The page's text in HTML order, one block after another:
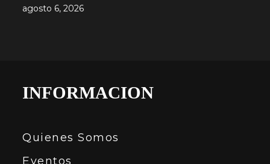
agosto 6, 2026
INFORMACION
Quienes Somos
Eventos